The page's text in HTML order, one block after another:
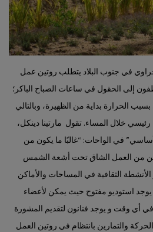
في جنوب البلاد يتطلب روتين عمل
إلى الحقول في ساعات الصباح الباكر؛
الحرارة بداية من الظهيرة، وبالتالي
خلال المساء. تقول مارتينا دينكل،
في الواحات: “غالبًا ما يكون من
من العمل الشاق تحت أشعة الشمس
الثقافية في المساحات والأماكن
يوجد استوديو مفتوح حيث يمكن لأعضاء
أي وقت و يوجد فنانون لتقديم المشورة
والتمارين بانتظام في روتين العمل